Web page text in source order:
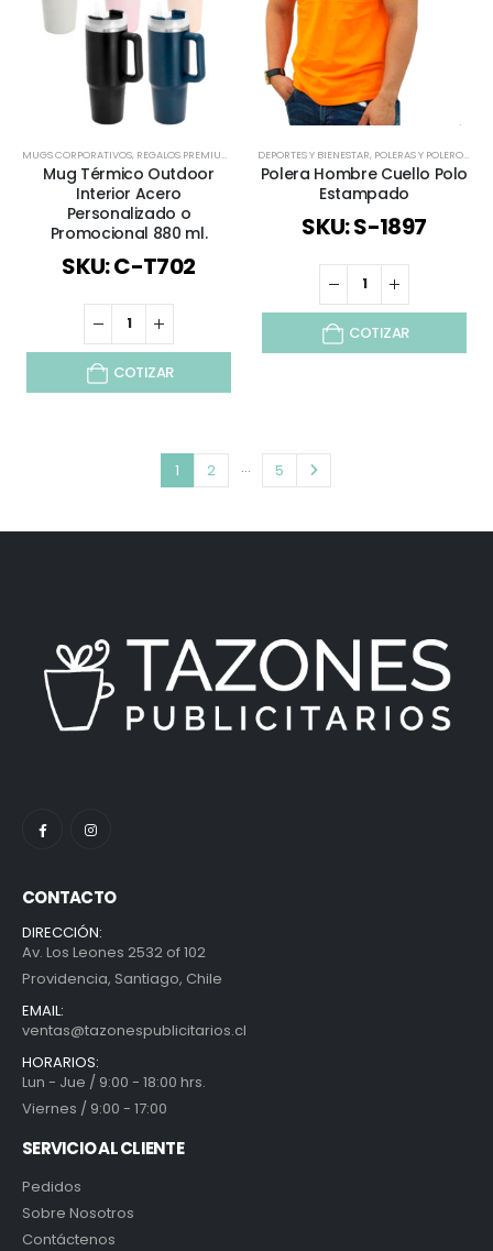
MUGS CORPORATIVOS, REGALOS PREMIUM TIEMPO LIBRE / OUTDOOR,TODOS,VERANO ,VIAJES
Mug Térmico Outdoor
Interior Acero
Personalizado o
Promocional 880 ml.
SKU: C-T702
COTIZAR
DEPORTES Y BIENESTAR, POLERAS Y POLERONES
Polera Hombre Cuello Polo
Estampado
SKU: S-1897
COTIZAR
1 2 … 5
CONTACTO
DIRECCIÓN:
Av. Los Leones 2532 of 102
Providencia, Santiago, Chile
EMAIL:
ventas@tazonespublicitarios.cl
HORARIOS:
Lun - Jue / 9:00 - 18:00 hrs.
Viernes / 9:00 - 17:00
SERVICIO AL CLIENTE
Pedidos
Sobre Nosotros
Contáctenos